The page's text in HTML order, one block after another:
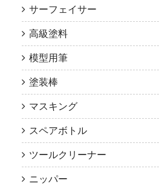
サーフェイサー
高級塗料
模型用筆
塗装棒
マスキング
スペアボトル
ツールクリーナー
ニッパー